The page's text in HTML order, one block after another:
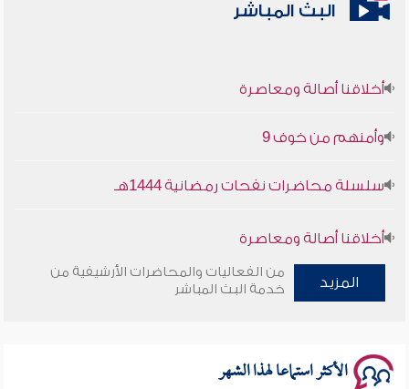
البث المباشر
أخلاقنا أصالة ومعاصرة
وأمنهم من خوف 9
سلسلة محاضرات نفحات رمضانية 1444هـ
أخلاقنا أصالة ومعاصرة
وأمنهم من خوف 9
المزيد
من الفعاليات والمحاضرات الأرشيفية من
خدمة البث المباشر
الأكثر استماعا لهذا الشهر